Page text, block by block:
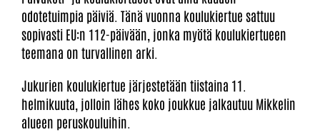
odotetuimpia päiviä. Tänä vuonna koulukiertue sattuu
sopivasti EU:n 112-päivään, jonka myötä koulukiertueen
teemana on turvallinen arki.
Jukurien koulukiertue järjestetään tiistaina 11.
helmikuuta, jolloin lähes koko joukkue jalkautuu Mikkelin
alueen peruskouluihin.